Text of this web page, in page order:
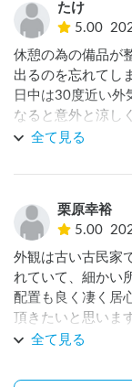
たけ
5.00
休憩の為の備品が
出るのを忘れてし
日中は30度近い外
なると意外と涼し
ていったのですが
波の音が聞こえて
朝方に九十九里浜
ました！
全て見る
栗原幸裕
5.00
外観は古い古民家
れていて、細かい
配置も良く凄く居
頂きたいと思いま
食事場所やコンビ
その際は宜しくお
全て見る